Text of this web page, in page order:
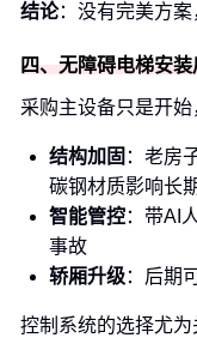
结论：没有完美方
四、无障碍电梯安装
采购主设备只是开始
结构加固 ：老房
碳钢材质影响长
智能管控：带AI
事故
轿厢升级：后期
控制系统的选择尤为